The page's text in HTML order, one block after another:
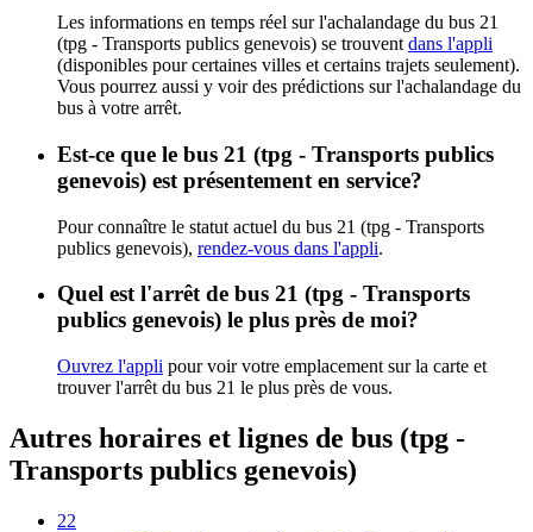
Les informations en temps réel sur l'achalandage du bus 21
(tpg - Transports publics genevois) se trouvent dans l'appli
(disponibles pour certaines villes et certains trajets seulement).
Vous pourrez aussi y voir des prédictions sur l'achalandage du
bus à votre arrêt.
Est-ce que le bus 21 (tpg - Transports publics
genevois) est présentement en service?
Pour connaître le statut actuel du bus 21 (tpg - Transports
publics genevois), rendez-vous dans l'appli.
Quel est l'arrêt de bus 21 (tpg - Transports
publics genevois) le plus près de moi?
Ouvrez l'appli pour voir votre emplacement sur la carte et
trouver l'arrêt du bus 21 le plus près de vous.
Autres horaires et lignes de bus (tpg -
Transports publics genevois)
22